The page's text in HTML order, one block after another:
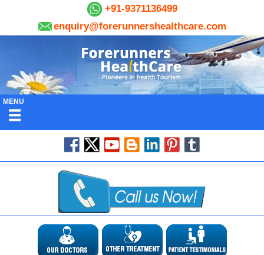
+91-9371136499
enquiry@forerunnershealthcare.com
MENU